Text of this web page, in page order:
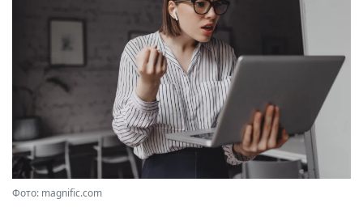
Фото: magnific.com